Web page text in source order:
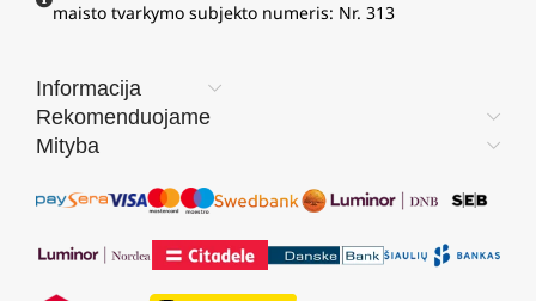
maisto tvarkymo subjekto numeris: Nr. 313
Informacija
Rekomenduojame
Mityba